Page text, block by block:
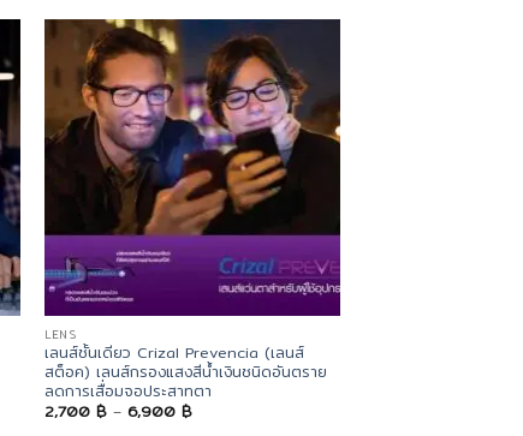
LENS
เลนส์ชั้นเดียว Crizal Prevencia (เลนส์
สต็อค) เลนส์กรองแสงสีน้ำเงินชนิดอันตราย
ลดการเสื่อมจอประสาทตา
2,700 ฿ – 6,900 ฿Price